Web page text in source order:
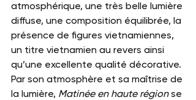
atmosphérique, une très belle lumière
diffuse, une composition équilibrée, la
présence de figures vietnamiennes,
un titre vietnamien au revers ainsi
qu’une excellente qualité décorative.
Par son atmosphère et sa maîtrise de
la lumière, Matinée en haute région se